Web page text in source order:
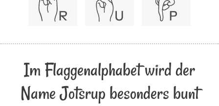
Im Flaggenalphabet wird der
Name Jotsrup besonders bunt